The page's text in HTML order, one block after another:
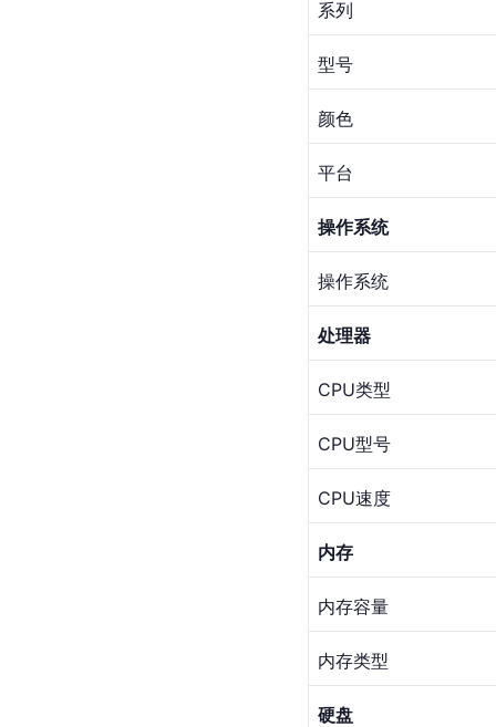
系列
型号
颜色
平台
操作系统
操作系统
处理器
CPU类型
CPU型号
CPU速度
内存
内存容量
内存类型
硬盘